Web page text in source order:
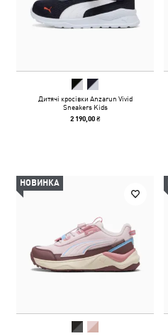
Дитячі кросівки Anzarun Vivid
Sneakers Kids
2 190,00 ₴
НОВИНКА